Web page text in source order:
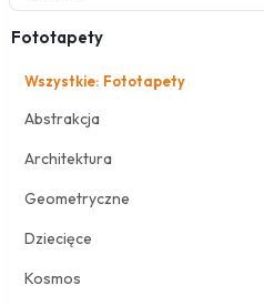
Fototapety
Wszystkie: Fototapety
Abstrakcja
Architektura
Geometryczne
Dziecięce
Kosmos